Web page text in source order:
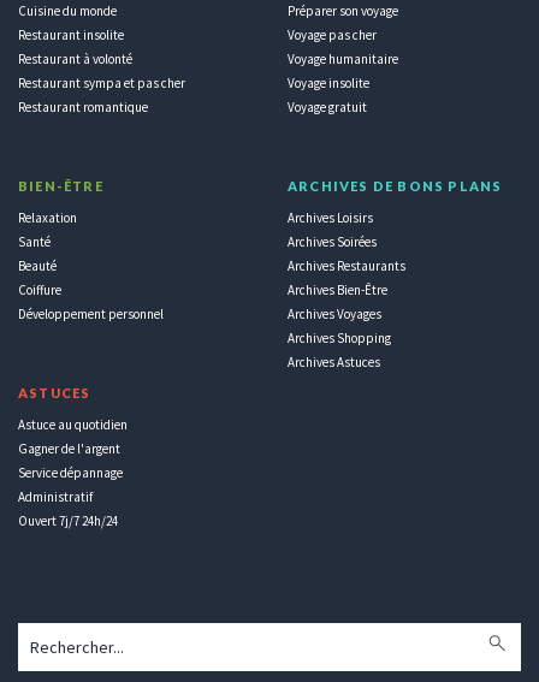
Cuisine du monde
Restaurant insolite
Restaurant à volonté
Restaurant sympa et pas cher
Restaurant romantique
BIEN-ÊTRE
Relaxation
Santé
Beauté
Coiffure
Développement personnel
ASTUCES
Astuce au quotidien
Gagner de l'argent
Service dépannage
Administratif
Ouvert 7j/7 24h/24
Préparer son voyage
Voyage pas cher
Voyage humanitaire
Voyage insolite
Voyage gratuit
ARCHIVES DE BONS PLANS
Archives Loisirs
Archives Soirées
Archives Restaurants
Archives Bien-Être
Archives Voyages
Archives Shopping
Archives Astuces